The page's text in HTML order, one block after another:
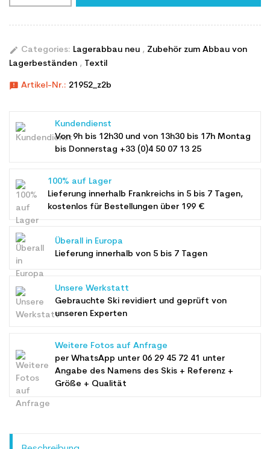
edit Categories: Lagerabbau neu , Zubehör zum Abbau von
Lagerbeständen , Textil
announcement Artikel-Nr.: 21952_z2b
Kundendienst
Von 9h bis 12h30 und von 13h30 bis 17h Montag
bis Donnerstag +33 (0)4 50 07 13 25
100% auf Lager
Lieferung innerhalb Frankreichs in 5 bis 7 Tagen,
kostenlos für Bestellungen über 199 €
Überall in Europa
Lieferung innerhalb von 5 bis 7 Tagen
Unsere Werkstatt
Gebrauchte Ski revidiert und geprüft von
unseren Experten
Weitere Fotos auf Anfrage
per WhatsApp unter 06 29 45 72 41 unter
Angabe des Namens des Skis + Referenz +
Größe + Qualität